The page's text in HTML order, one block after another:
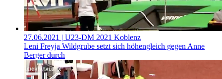
27.06.2021 | U23-DM 2021 Koblenz
Leni Freyja Wildgrube setzt sich höhengleich gegen Anne
Berger durch